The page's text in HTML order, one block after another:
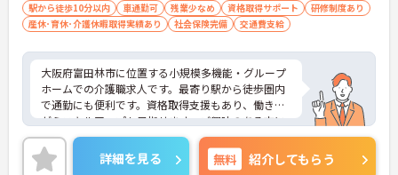
駅から徒歩10分以内 車通勤可 残業少なめ 資格取得サポート
研修制度あり
産休･育休･介護休暇取得実績あり
社会保険完備 交通費支給
大阪府富田林市に位置する小規模多機能・グループ
ホームでの介護職求人です。最寄り駅から徒歩圏内
で通勤にも便利です。資格取得支援もあり、働きな
がらスキルアップも目指せます。ご興味のある方に
は、面接対策ポイントなど、さらに詳細をお話しい
たしますのでお気軽にご相談ください！
詳細を見る 無料 紹介してもらう